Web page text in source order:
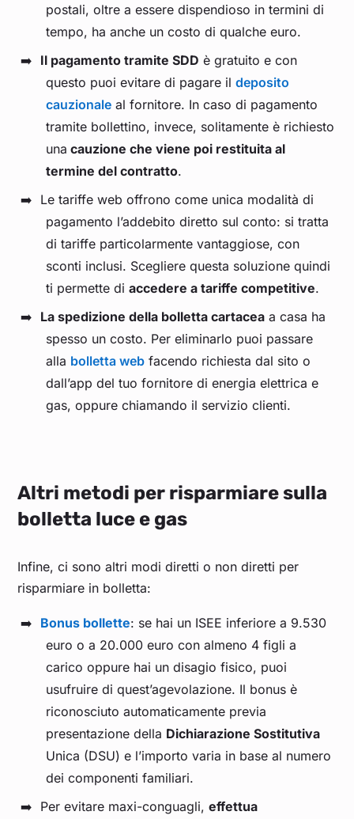
postali, oltre a essere dispendioso in termini di
tempo, ha anche un costo di qualche euro.
Il pagamento tramite SDD è gratuito e con
questo puoi evitare di pagare ildeposito
cauzionale al fornitore. In caso di pagamento
tramite bollettino, invece, solitamente è richiesto
una cauzione che viene poi restituita al
termine del contratto.
Le tariffe web offrono come unica modalità di
pagamento l’addebito diretto sul conto: si tratta
di tariffe particolarmente vantaggiose, con
sconti inclusi. Scegliere questa soluzione quindi
ti permette diaccedere a tariffe competitive.
La spedizione della bolletta cartacea a casa ha
spesso un costo. Per eliminarlo puoi passare
alla bolletta web facendo richiesta dal sito o
dall’app del tuo fornitore di energia elettrica e
gas, oppure chiamando il servizio clienti.
Altri metodi per risparmiare sulla
bolletta luce e gas
Infine, ci sono altri modi diretti o non diretti per
risparmiare in bolletta:
Bonus bollette: se hai un ISEE inferiore a 9.530
euro o a 20.000 euro con almeno 4 figli a
carico oppure hai un disagio fisico, puoi
usufruire di quest’agevolazione. Il bonus è
riconosciuto automaticamente previa
presentazione della Dichiarazione Sostitutiva
Unica (DSU) e l’importo varia in base al numero
dei componenti familiari.
Per evitare maxi-conguagli, effettua